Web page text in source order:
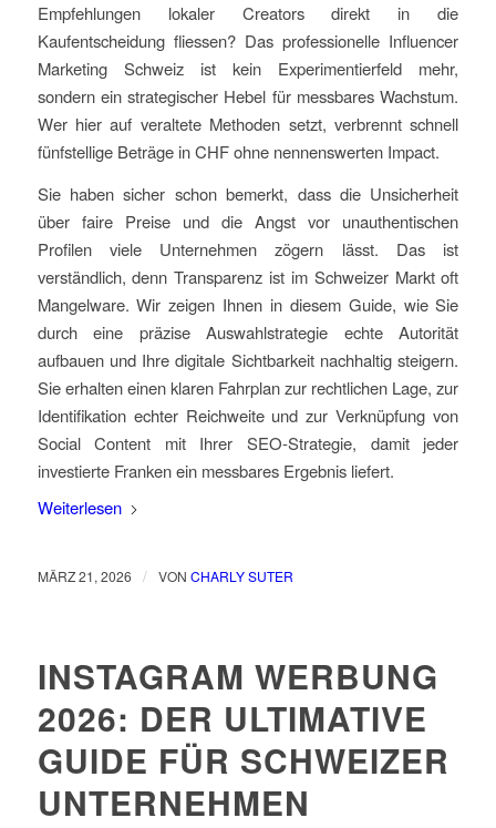
Empfehlungen lokaler Creators direkt in die
Kaufentscheidung fliessen? Das professionelle Influencer
Marketing Schweiz ist kein Experimentierfeld mehr,
sondern ein strategischer Hebel für messbares Wachstum.
Wer hier auf veraltete Methoden setzt, verbrennt schnell
fünfstellige Beträge in CHF ohne nennenswerten Impact.
Sie haben sicher schon bemerkt, dass die Unsicherheit
über faire Preise und die Angst vor unauthentischen
Profilen viele Unternehmen zögern lässt. Das ist
verständlich, denn Transparenz ist im Schweizer Markt oft
Mangelware. Wir zeigen Ihnen in diesem Guide, wie Sie
durch eine präzise Auswahlstrategie echte Autorität
aufbauen und Ihre digitale Sichtbarkeit nachhaltig steigern.
Sie erhalten einen klaren Fahrplan zur rechtlichen Lage, zur
Identifikation echter Reichweite und zur Verknüpfung von
Social Content mit Ihrer SEO-Strategie, damit jeder
investierte Franken ein messbares Ergebnis liefert.
Weiterlesen
MÄRZ 21, 2026 / VON CHARLY SUTER
INSTAGRAM WERBUNG
2026: DER ULTIMATIVE
GUIDE FÜR SCHWEIZER
UNTERNEHMEN